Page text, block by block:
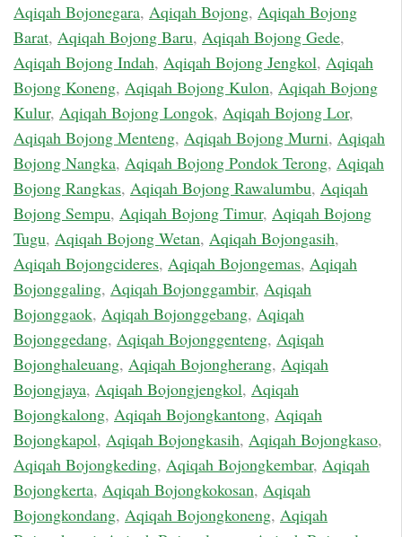
Aqiqah Bojonegara, Aqiqah Bojong, Aqiqah Bojong
Barat, Aqiqah Bojong Baru, Aqiqah Bojong Gede,
Aqiqah Bojong Indah, Aqiqah Bojong Jengkol, Aqiqah
Bojong Koneng, Aqiqah Bojong Kulon, Aqiqah Bojong
Kulur, Aqiqah Bojong Longok, Aqiqah Bojong Lor,
Aqiqah Bojong Menteng, Aqiqah Bojong Murni, Aqiqah
Bojong Nangka, Aqiqah Bojong Pondok Terong, Aqiqah
Bojong Rangkas, Aqiqah Bojong Rawalumbu, Aqiqah
Bojong Sempu, Aqiqah Bojong Timur, Aqiqah Bojong
Tugu, Aqiqah Bojong Wetan, Aqiqah Bojongasih,
Aqiqah Bojongcideres, Aqiqah Bojongemas, Aqiqah
Bojonggaling, Aqiqah Bojonggambir, Aqiqah
Bojonggaok, Aqiqah Bojonggebang, Aqiqah
Bojonggedang, Aqiqah Bojonggenteng, Aqiqah
Bojonghaleuang, Aqiqah Bojongherang, Aqiqah
Bojongjaya, Aqiqah Bojongjengkol, Aqiqah
Bojongkalong, Aqiqah Bojongkantong, Aqiqah
Bojongkapol, Aqiqah Bojongkasih, Aqiqah Bojongkaso,
Aqiqah Bojongkeding, Aqiqah Bojongkembar, Aqiqah
Bojongkerta, Aqiqah Bojongkokosan, Aqiqah
Bojongkondang, Aqiqah Bojongkoneng, Aqiqah